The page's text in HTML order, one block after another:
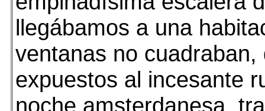
llegábamos a una
ventanas no cuadraban,
expuestos al incesante
noche amsterdanesa,